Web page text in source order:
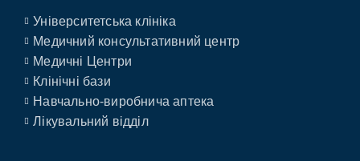
Університетська клініка
Медичний консультативний центр
Медичні Центри
Клінічні бази
Навчально-виробнича аптека
Лікувальний відділ